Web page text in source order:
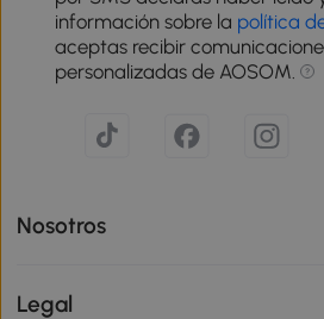
información sobre la política
aceptas recibir
personalizadas de AOSOM.
Nosotros
Legal